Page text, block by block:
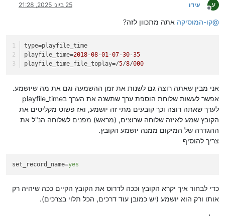
ע
מנותק
עידו 25 ביוני 2025, 21:28
@קו-המוסיקה אתה מתכוון לזה?
type=playfile_time
playfile_time=2018-08-01-07-30-35
playfile_time_file_toplay=/5/8/000
אני מבין שאתה רוצה גם לשנות את זמן ההשמעה וגם את מה שיושמע.
אפשר לעשות שלוחת הוספת ערך שתשנה את הערך בplayfile_time
לערך שאתה רוצה וכך קובעים מתי זה יושמע, ואז פשוט מקליטים את
הקובץ שמע לאיזה שלוחה שרוצים, (מראש) מפנים לשלוחה הנ"ל את
ההגדרה של המיקום ממנה יושמע הקובץ.
צריך להוסיף
set_record_name=yes
כדי לבחור איך יקרא הקובץ וככה לדרוס את הקובץ הקיים ככה שיהיה רק
אותו ורק הוא יושמע (יש כמובן עוד דרכים, הכל תלוי בצרכים).